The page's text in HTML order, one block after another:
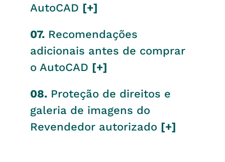
AutoCAD [+]
07. Recomendações
adicionais antes de comprar
o AutoCAD [+]
08. Proteção de direitos e
galeria de imagens do
Revendedor autorizado [+]